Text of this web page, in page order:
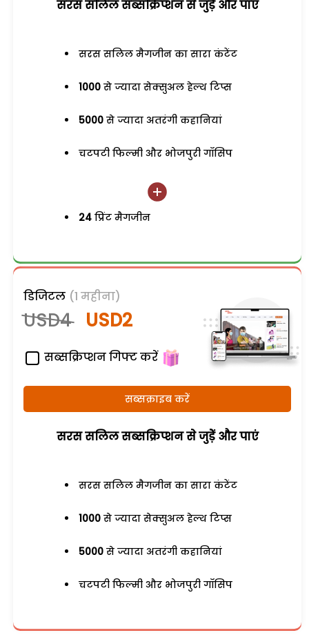
सरस सलिल सब्सक्रिप्शन से जुड़ेें और पाएं
सरस सलिल मैगजीन का सारा कंटेंट
1000 से ज्यादा सेक्सुअल हेल्थ टिप्स
5000 से ज्यादा अतरंगी कहानियां
चटपटी फिल्मी और भोजपुरी गॉसिप
24 प्रिंट मैगजीन
डिजिटल (1 महीना)
USD4 USD2
सब्सक्रिप्शन गिफ्ट करें
सब्सक्राइब करें
सरस सलिल सब्सक्रिप्शन से जुड़ेें और पाएं
सरस सलिल मैगजीन का सारा कंटेंट
1000 से ज्यादा सेक्सुअल हेल्थ टिप्स
5000 से ज्यादा अतरंगी कहानियां
चटपटी फिल्मी और भोजपुरी गॉसिप